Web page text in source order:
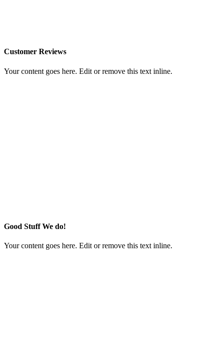
Customer Reviews
Your content goes here. Edit or remove this text inline.
Good Stuff We do!
Your content goes here. Edit or remove this text inline.